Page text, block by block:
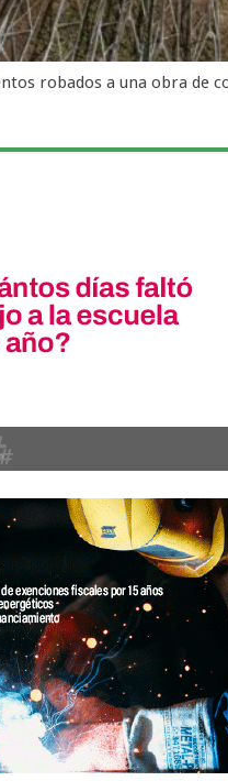
robados a una obra de